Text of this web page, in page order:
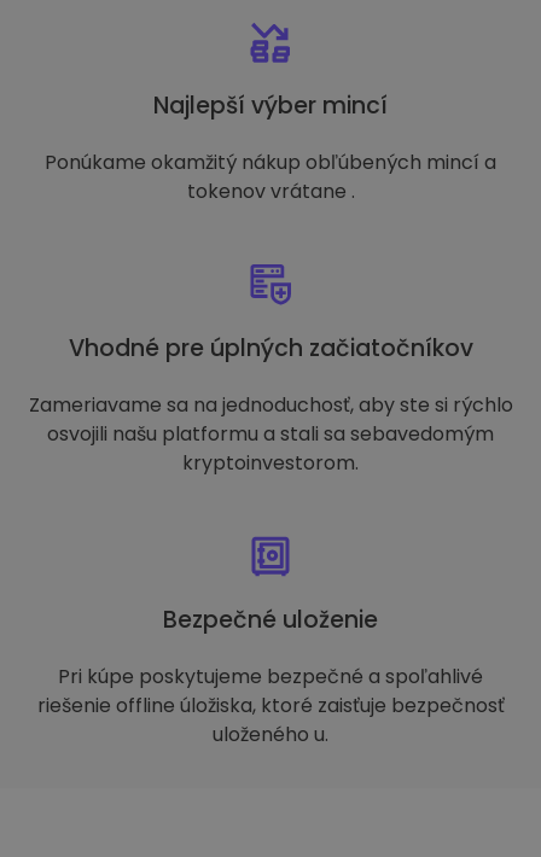
Najlepší výber mincí
Ponúkame okamžitý nákup obľúbených mincí a
tokenov vrátane .
Vhodné pre úplných začiatočníkov
Zameriavame sa na jednoduchosť, aby ste si rýchlo
osvojili našu platformu a stali sa sebavedomým
kryptoinvestorom.
Bezpečné uloženie
Pri kúpe poskytujeme bezpečné a spoľahlivé
riešenie offline úložiska, ktoré zaisťuje bezpečnosť
uloženého u.